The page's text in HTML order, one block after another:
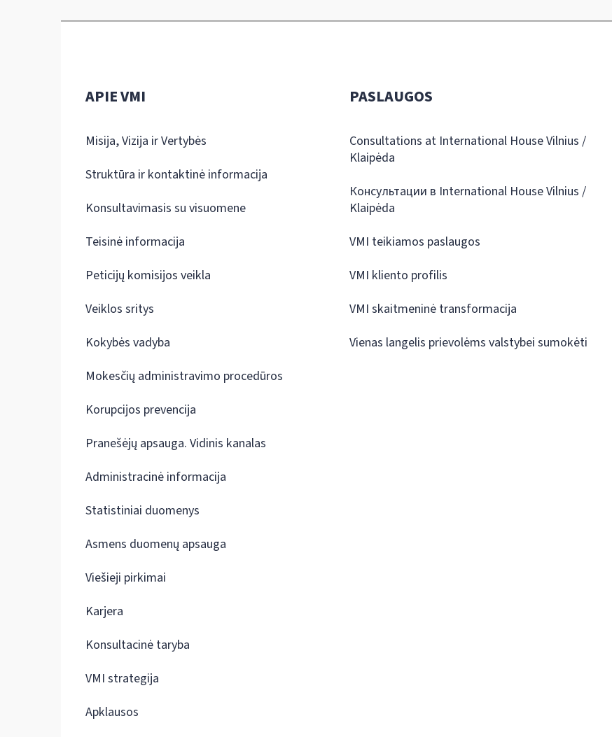
APIE VMI
Misija, Vizija ir Vertybės
Struktūra ir kontaktinė informacija
Konsultavimasis su visuomene
Teisinė informacija
Peticijų komisijos veikla
Veiklos sritys
Kokybės vadyba
Mokesčių administravimo procedūros
Korupcijos prevencija
Pranešėjų apsauga. Vidinis kanalas
Administracinė informacija
Statistiniai duomenys
Asmens duomenų apsauga
Viešieji pirkimai
Karjera
Konsultacinė taryba
VMI strategija
Apklausos
PASLAUGOS
Consultations at International House Vilnius /
Klaipėda
Консультации в International House Vilnius /
Klaipėda
VMI teikiamos paslaugos
VMI kliento profilis
VMI skaitmeninė transformacija
Vienas langelis prievolėms valstybei sumokėti